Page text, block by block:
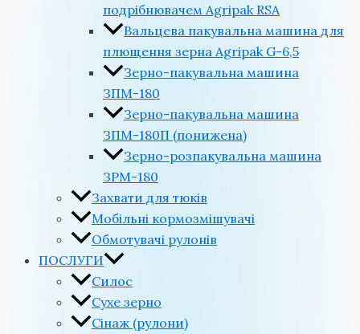
подрібнювачем Agripak RSA
Вальцева пакувальна машина для
плющення зерна Agripak G-6,5
Зерно-пакувальна машина
ЗПМ-180
Зерно-пакувальна машина
ЗПМ-180П (понижена)
Зерно-розпакувальна машина
ЗРМ-180
Захвати для тюків
Мобільні кормозмішувачі
Обмотувачі рулонів
ПОСЛУГИ
Силос
Сухе зерно
Сінаж (рулони)